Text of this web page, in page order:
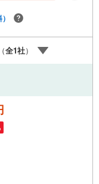
内駐車場に空き有り！
すので、小さなお子様
来場ください！【営業
営業しております。
全1社）